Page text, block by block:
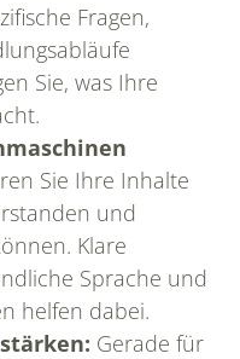
Fragen,
Sie, was Ihre
Sie Ihre Inhalte
und
Klare
Sprache und
helfen dabei.
Gerade für